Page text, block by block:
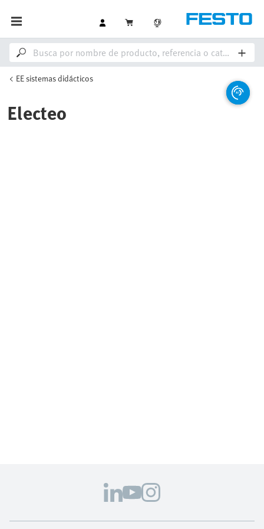
EE sistemas didácticos
Electeo